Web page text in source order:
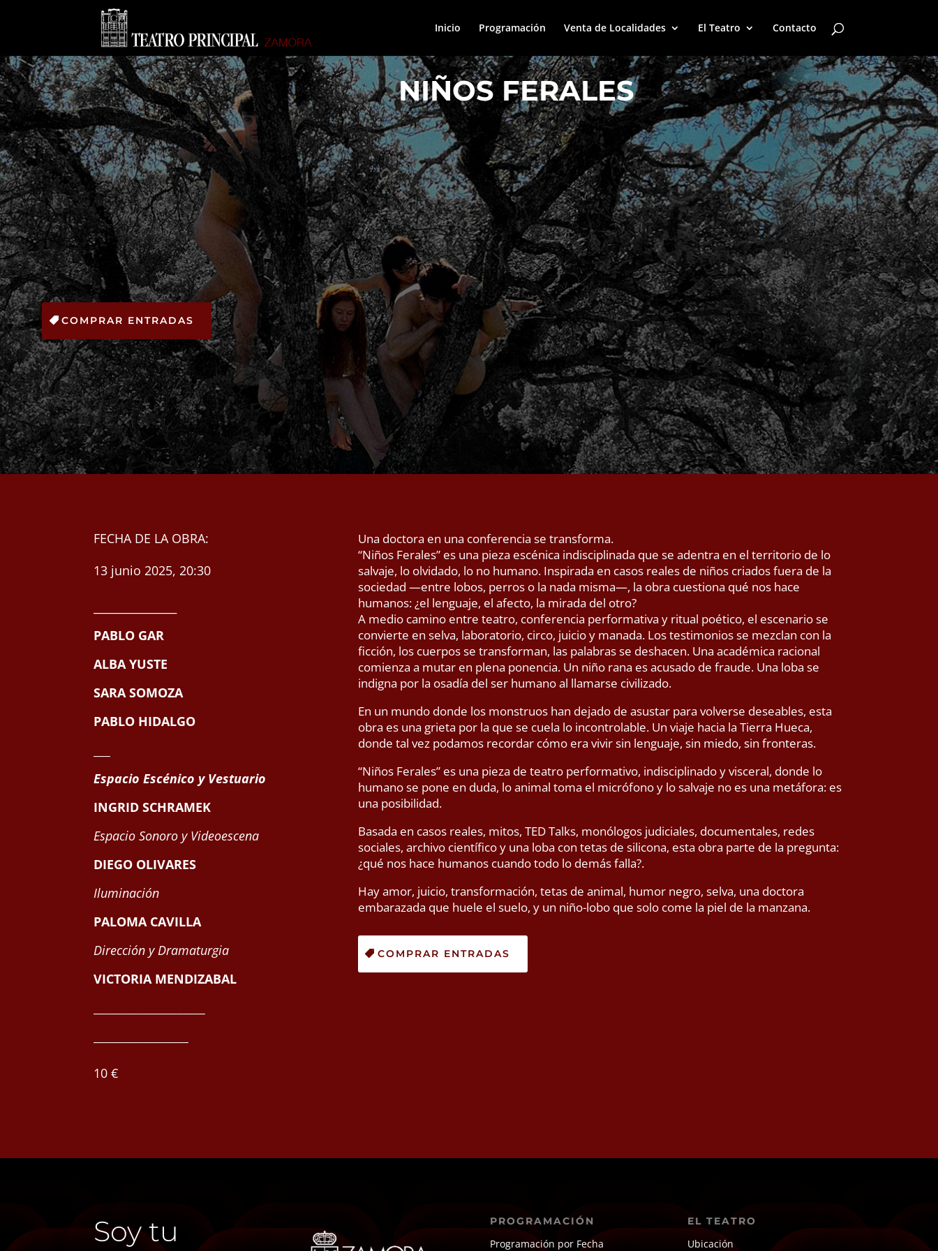
Inicio Programación Venta de Localidades El Teatro Contacto
NIÑOS FERALES
COMPRAR ENTRADAS
FECHA DE LA OBRA:
13 junio 2025, 20:30
PABLO GAR
ALBA YUSTE
SARA SOMOZA
PABLO HIDALGO
Espacio Escénico y Vestuario
INGRID SCHRAMEK
Espacio Sonoro y Videoescena
DIEGO OLIVARES
Iluminación
PALOMA CAVILLA
Dirección y Dramaturgia
VICTORIA MENDIZABAL
10 €
Una doctora en una conferencia se transforma.
“Niños Ferales” es una pieza escénica indisciplinada que se adentra en el territorio de lo
salvaje, lo olvidado, lo no humano. Inspirada en casos reales de niños criados fuera de la
sociedad —entre lobos, perros o la nada misma—, la obra cuestiona qué nos hace
humanos: ¿el lenguaje, el afecto, la mirada del otro?
A medio camino entre teatro, conferencia performativa y ritual poético, el escenario se
convierte en selva, laboratorio, circo, juicio y manada. Los testimonios se mezclan con la
ficción, los cuerpos se transforman, las palabras se deshacen. Una académica racional
comienza a mutar en plena ponencia. Un niño rana es acusado de fraude. Una loba se
indigna por la osadía del ser humano al llamarse civilizado.
En un mundo donde los monstruos han dejado de asustar para volverse deseables, esta
obra es una grieta por la que se cuela lo incontrolable. Un viaje hacia la Tierra Hueca,
donde tal vez podamos recordar cómo era vivir sin lenguaje, sin miedo, sin fronteras.
“Niños Ferales” es una pieza de teatro performativo, indisciplinado y visceral, donde lo
humano se pone en duda, lo animal toma el micrófono y lo salvaje no es una metáfora: es
una posibilidad.
Basada en casos reales, mitos, TED Talks, monólogos judiciales, documentales, redes
sociales, archivo científico y una loba con tetas de silicona, esta obra parte de la pregunta:
¿qué nos hace humanos cuando todo lo demás falla?.
Hay amor, juicio, transformación, tetas de animal, humor negro, selva, una doctora
embarazada que huele el suelo, y un niño-lobo que solo come la piel de la manzana.
COMPRAR ENTRADAS
Soy tu
PROGRAMACIÓN
Programación por Fecha
EL TEATRO
Ubicación